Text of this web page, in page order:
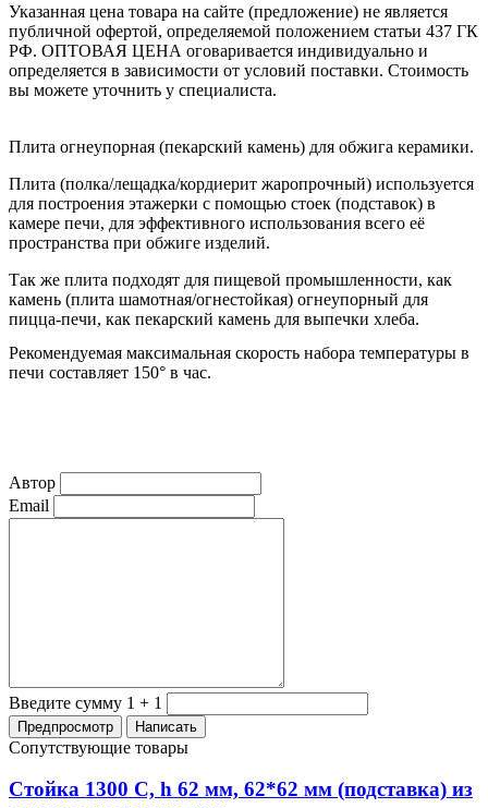
Указанная цена товара на сайте (предложение) не является
публичной офертой, определяемой положением статьи 437 ГК
РФ. ОПТОВАЯ ЦЕНА оговаривается индивидуально и
определяется в зависимости от условий поставки. Стоимость
вы можете уточнить у специалиста.
Плита огнеупорная (пекарский камень) для обжига керамики.
Плита (полка/лещадка/кордиерит жаропрочный) используется
для построения этажерки с помощью стоек (подставок) в
камере печи, для эффективного использования всего её
пространства при обжиге изделий.
Так же плита подходят для пищевой промышленности, как
камень (плита шамотная/огнестойкая) огнеупорный для
пицца-печи, как пекарский камень для выпечки хлеба.
Рекомендуемая максимальная скорость набора температуры в
печи составляет 150° в час.
Автор
Email
Введите сумму 1 + 1
Сопутствующие товары
Стойка 1300 С, h 62 мм, 62*62 мм (подставка) из